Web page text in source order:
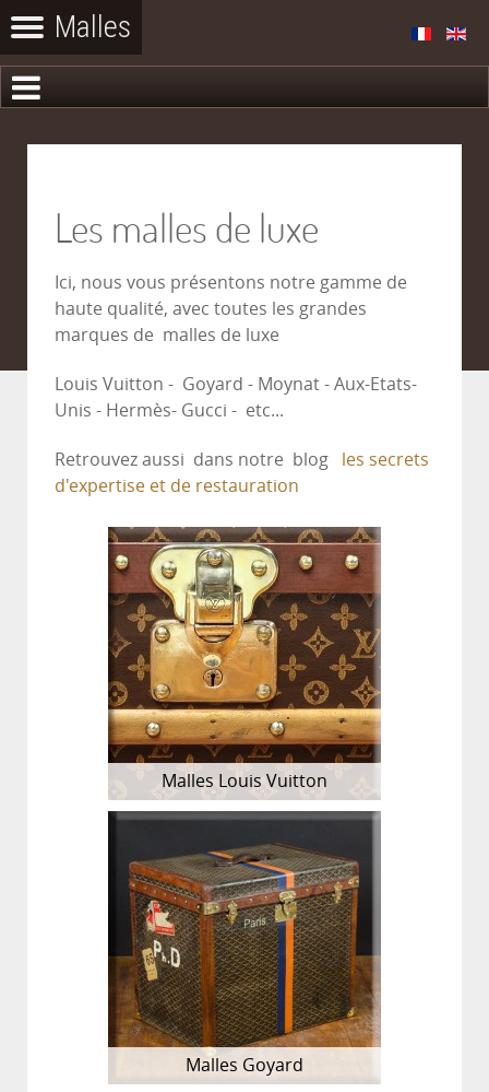
Les malles de luxe
Ici, nous vous présentons notre gamme de
haute qualité, avec toutes les grandes
marques de malles de luxe
Louis Vuitton - Goyard - Moynat - Aux-Etats-
Unis - Hermès- Gucci - etc...
Retrouvez aussi dans notre blog les secrets
d'expertise et de restauration
Malles Louis Vuitton
Malles Goyard